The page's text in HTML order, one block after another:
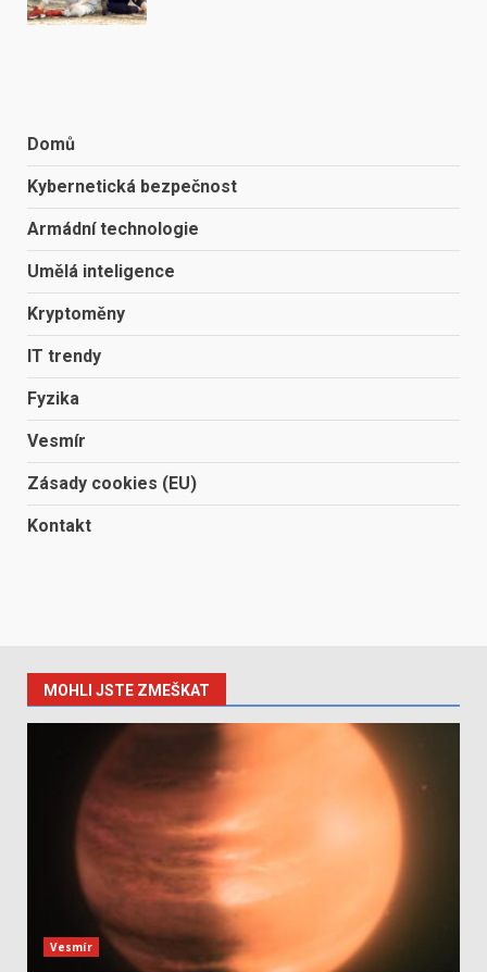
Domů
Kybernetická bezpečnost
Armádní technologie
Umělá inteligence
Kryptoměny
IT trendy
Fyzika
Vesmír
Zásady cookies (EU)
Kontakt
MOHLI JSTE ZMEŠKAT
Vesmír